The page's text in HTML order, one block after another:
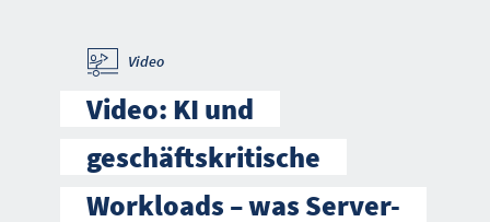
Video
Video: KI und
geschäftskritische
Workloads – was Server-